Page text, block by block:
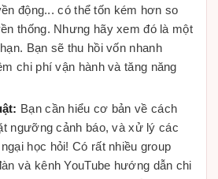
động... có thể tốn kém hơn so
thống. Nhưng hãy xem đó là một
Bạn sẽ thu hồi vốn nhanh
chi phí vận hành và tăng năng
Bạn cần hiểu cơ bản về cách
ngưỡng cảnh báo, và xử lý các
học hỏi! Có rất nhiều group
và kênh YouTube hướng dẫn chi